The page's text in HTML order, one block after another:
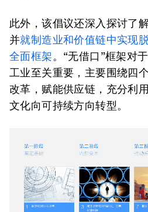
此外，该倡议还深入探讨了
并就制造业和价值链中实现
全面框架。“无借口”框架对
工业至关重要，主要围绕四
改革，赋能供应链，充分利
文化向可持续方向转型。